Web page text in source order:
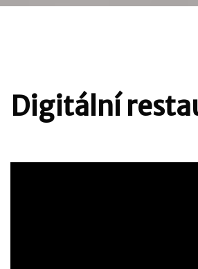
Digitální